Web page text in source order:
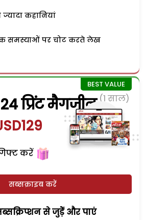
कहानियां
समस्याओं पर चोट करते लेख
प्रिंट मैगजीन (1 साल)
करें
सब्सक्राइब करें
से जुड़ेें और पाएं